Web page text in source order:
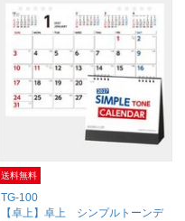
送料無料
TG-100
【卓上】卓上 シンプルトーンデ